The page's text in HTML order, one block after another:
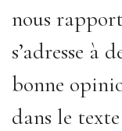
nous
s’adresse à
bonne
dans le